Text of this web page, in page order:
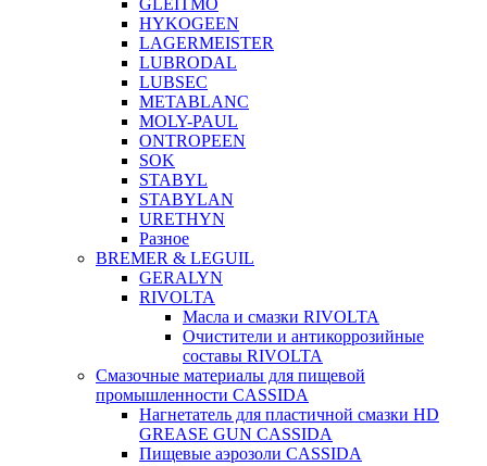
GLEITMO
HYKOGEEN
LAGERMEISTER
LUBRODAL
LUBSEC
METABLANC
MOLY-PAUL
ONTROPEEN
SOK
STABYL
STABYLAN
URETHYN
Разное
BREMER & LEGUIL
GERALYN
RIVOLTA
Масла и смазки RIVOLTA
Очистители и антикоррозийные
составы RIVOLTA
Смазочные материалы для пищевой
промышленности CASSIDA
Нагнетатель для пластичной смазки HD
GREASE GUN CASSIDA
Пищевые аэрозоли CASSIDA